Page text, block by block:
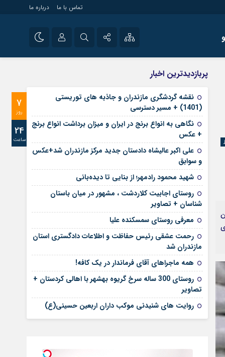
تماس با ما درباره ما
آپارات
رمز عبور
مرا به خاطر بسپار
راه اندازی سایت و
سایت های خبری و
پربازدیدترین اخبار
7
روز
24
ساعت
نقشه گردشگری مازندران و جاذبه های توریستی
(1401) + مسیر دسترسی
نگاهی به انواع برنج در ایران و میزان برداشت انواع برنج
+ عکس
علی‌ اکبر عالیشاه دادستان جدید مرکز مازندران شد+عکس
و سوابق
شهید محمود رادمهر؛ از بنایی تا دیده‌بانی
روستای اجابیت کلاردشت ، مشهور در میان باستان
شناسان + تصاویر
معرفی روستای سمسکنده علیا
رحمت عشقی رئیس حفاظت و اطلاعات دادگستری استان
مازندران شد
همه ماجراهای آقای فرماندار در یک کافه!
روستای 300 ساله سرخ ‌گریوه بهشهر با اهالی کردستان +
تصاویر
روایت های شنیدنی موکب داران اربعین حسینی(ع)